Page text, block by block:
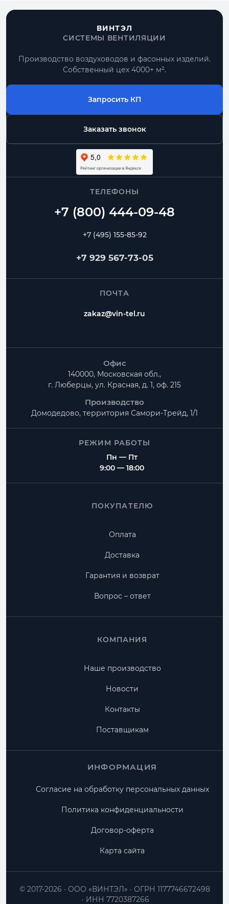
ВИНТЭЛ
СИСТЕМЫ ВЕНТИЛЯЦИИ
Производство воздуховодов и фасонных изделий.
Собственный цех 4000+ м².
Запросить КП
Заказать звонок
ТЕЛЕФОНЫ
+7 (495) 155-85-92
+7 929 567-73-05
ПОЧТА
zakaz@vin-tel.ru
Офис
140000, Московская обл.,
г. Люберцы, ул. Красная, д. 1, оф. 215
Производство
Домодедово, территория Самори-Трейд, 1/1
РЕЖИМ РАБОТЫ
Пн — Пт
9:00 — 18:00
ПОКУПАТЕЛЮ
Оплата
Доставка
Гарантия и возврат
Вопрос – ответ
КОМПАНИЯ
Наше производство
Новости
Контакты
Поставщикам
ИНФОРМАЦИЯ
Согласие на обработку персональных данных
Политика конфиденциальности
Договор-оферта
Карта сайта
ООО «ВИНТЭЛ»
ОГРН 1177746672498
ИНН 7720387266
© 2017-2026